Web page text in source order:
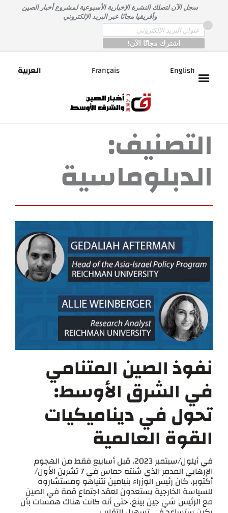
المحتوى
سجل الآن لتصلك النشرة الإخبارية الأسبوعية لمشروع أخبار الصين
وأفريقيا مجانًا عبر البريد الإلكتروني
Email
*
English
Français العربية
التصنيف:
الدبلوماسية
نفوذ الصين المتنامي
في الشرق الأوسط:
تحول في ديناميكيات
القوة العالمية
في أيلول/سبتمبر 2023، قبل أسابيع فقط من الهجوم
الإرهابي المدمر الذي شنته حماس في 7 تشرين الأول/
أكتوبر، كان رئيس الوزراء بنيامين نتنياهو ومستشاروه
للسياسة الخارجية يستعدون لعقد اجتماع قمة في الصين
مع الرئيس شي جين بينغ. حتى أنه كانت هناك همسات بأن